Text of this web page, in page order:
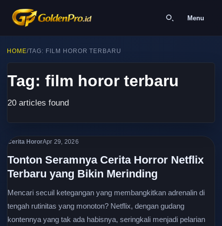
Menu
HOME/TAG: FILM HOROR TERBARU
Tag: film horor terbaru
20 articles found
Cerita HororApr 29, 2026
Tonton Seramnya Cerita Horror Netflix
Terbaru yang Bikin Merinding
Mencari secuil ketegangan yang membangkitkan adrenalin di
tengah rutinitas yang monoton? Netflix, dengan gudang
kontennya yang tak ada habisnya, seringkali menjadi pelarian